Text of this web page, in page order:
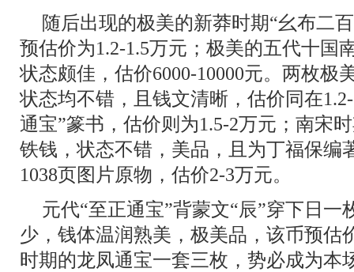
随后出现的极美的新莽时期“幺布二
预估价为1.2-1.5万元；极美的五代十国
状态颇佳，估价6000-10000元。两枚极
状态均不错，且钱文清晰，估价同在
通宝”篆书，估价则为1.5-2万元；南宋
铁钱，状态不错，美品，且为丁福保编
1038页图片原物，估价2-3万元。
元代“至正通宝”背蒙文“辰”穿下日一
少，钱体温润熟美，极美品，该币预估
时期的龙凤通宝一套三枚，势必成为本